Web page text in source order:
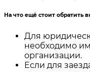
На что ещё стоит обратить
Для
необходимо
организации.
Если для